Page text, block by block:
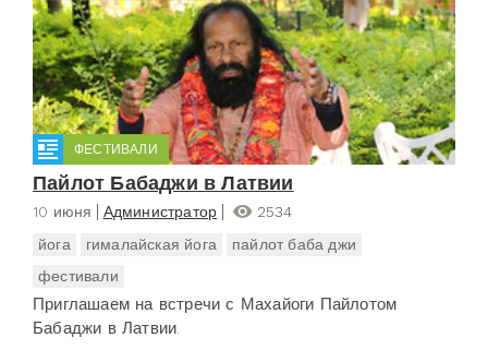
ФЕСТИВАЛИ
Пайлот Бабаджи в Латвии
10 июня Администратор
2534
йога
гималайская йога
пайлот баба джи
фестивали
Приглашаем на встречи с Махайоги Пайлотом
Бабаджи в Латвии.